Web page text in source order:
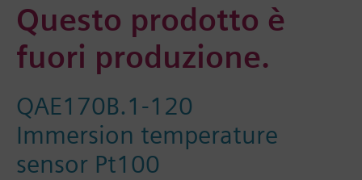
Questo prodotto è
fuori produzione.
QAE170B.1-120
Immersion temperature
sensor Pt100